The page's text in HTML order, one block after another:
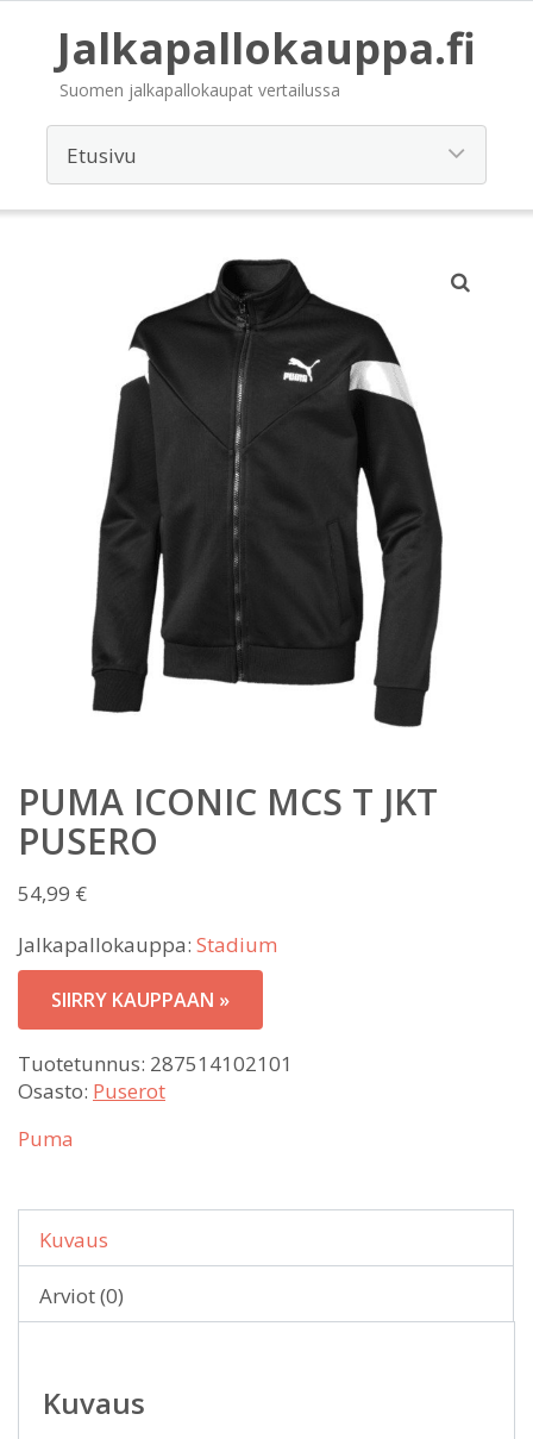
Jalkapallokauppa.fi
Suomen jalkapallokaupat vertailussa
PUMA ICONIC MCS T JKT
PUSERO
54,99 €
Jalkapallokauppa: Stadium
SIIRRY KAUPPAAN »
Tuotetunnus: 287514102101
Osasto: Puserot
Puma
Kuvaus
Arviot (0)
Kuvaus